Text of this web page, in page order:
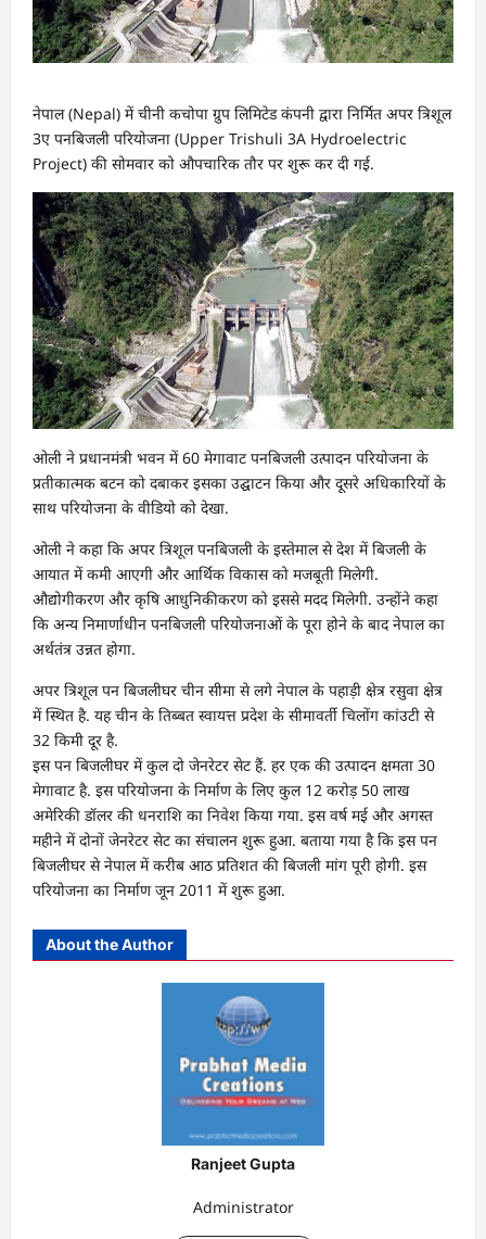
नेपाल (Nepal) में चीनी कचोपा ग्रुप लिमिटेड कंपनी द्वारा निर्मित अपर त्रिशूल
3ए पनबिजली परियोजना (Upper Trishuli 3A Hydroelectric
Project) की सोमवार को औपचारिक तौर पर शुरू कर दी गई.
ओली ने प्रधानमंत्री भवन में 60 मेगावाट पनबिजली उत्पादन परियोजना के
प्रतीकात्मक बटन को दबाकर इसका उद्घाटन किया और दूसरे अधिकारियों के
साथ परियोजना के वीडियो को देखा.
ओली ने कहा कि अपर त्रिशूल पनबिजली के इस्तेमाल से देश में बिजली के
आयात में कमी आएगी और आर्थिक विकास को मजबूती मिलेगी.
औद्योगीकरण और कृषि आधुनिकीकरण को इससे मदद मिलेगी. उन्होंने कहा
कि अन्य निमार्णाधीन पनबिजली परियोजनाओं के पूरा होने के बाद नेपाल का
अर्थतंत्र उन्नत होगा.
अपर त्रिशूल पन बिजलीघर चीन सीमा से लगे नेपाल के पहाड़ी क्षेत्र रसुवा क्षेत्र
में स्थित है. यह चीन के तिब्बत स्वायत्त प्रदेश के सीमावर्ती चिलोंग कांउटी से
32 किमी दूर है.
इस पन बिजलीघर में कुल दो जेनरेटर सेट हैं. हर एक की उत्पादन क्षमता 30
मेगावाट है. इस परियोजना के निर्माण के लिए कुल 12 करोड़ 50 लाख
अमेरिकी डॉलर की धनराशि का निवेश किया गया. इस वर्ष मई और अगस्त
महीने में दोनों जेनरेटर सेट का संचालन शुरू हुआ. बताया गया है कि इस पन
बिजलीघर से नेपाल में करीब आठ प्रतिशत की बिजली मांग पूरी होगी. इस
परियोजना का निर्माण जून 2011 में शुरू हुआ.
About the Author
Ranjeet Gupta
Administrator